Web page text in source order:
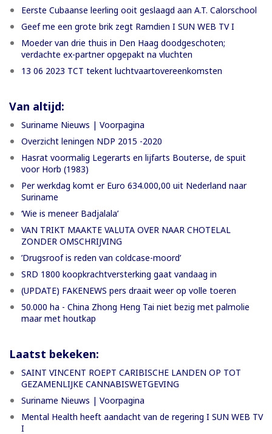
Eerste Cubaanse leerling ooit geslaagd aan A.T. Calorschool
Geef me een grote brik zegt Ramdien I SUN WEB TV I
Moeder van drie thuis in Den Haag doodgeschoten;
verdachte ex-partner opgepakt na vluchten
13 06 2023 TCT tekent luchtvaartovereenkomsten
Van altijd:
Suriname Nieuws | Voorpagina
Overzicht leningen NDP 2015 -2020
Hasrat voormalig Legerarts en lijfarts Bouterse, de spuit
voor Horb (1983)
Per werkdag komt er Euro 634.000,00 uit Nederland naar
Suriname
‘Wie is meneer Badjalala’
VAN TRIKT MAAKTE VALUTA OVER NAAR CHOTELAL
ZONDER OMSCHRIJVING
’Drugsroof is reden van coldcase-moord’
SRD 1800 koopkrachtversterking gaat vandaag in
(UPDATE) FAKENEWS pers draait weer op volle toeren
50.000 ha - China Zhong Heng Tai niet bezig met palmolie
maar met houtkap
Laatst bekeken:
SAINT VINCENT ROEPT CARIBISCHE LANDEN OP TOT
GEZAMENLIJKE CANNABISWETGEVING
Suriname Nieuws | Voorpagina
Mental Health heeft aandacht van de regering I SUN WEB TV
I